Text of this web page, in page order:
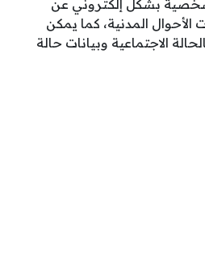
بشكل إلكتروني عن
الأحوال المدنية، كما يمكن
الاجتماعية وبيانات حالة